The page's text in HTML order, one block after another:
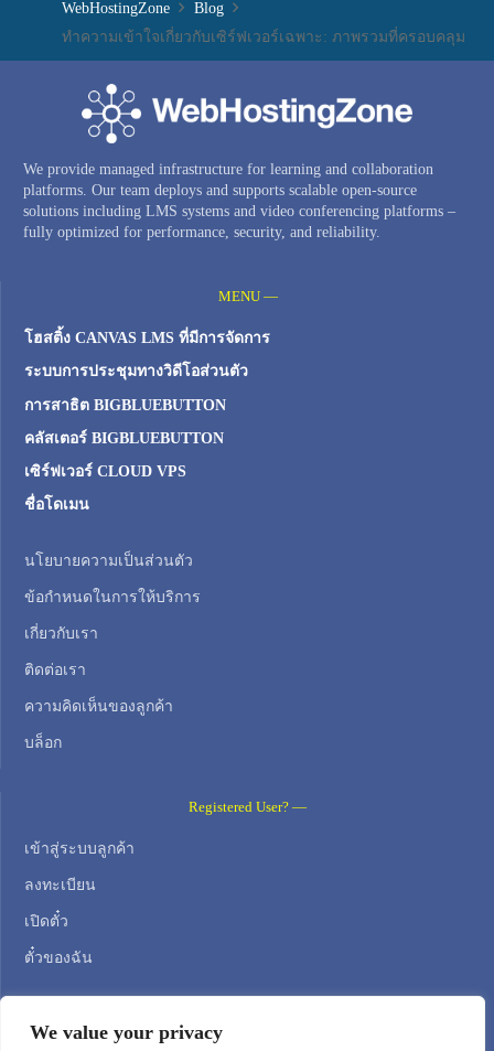
We value your privacy
WebHostingZone
Blog
ทำความเข้าใจเกี่ยวกับเซิร์ฟเวอร์เฉพาะ: ภาพรวมที่ครอบคลุม
We provide managed infrastructure for learning and collaboration
platforms. Our team deploys and supports scalable open-source
solutions including LMS systems and video conferencing platforms –
fully optimized for performance, security, and reliability.
MENU —
โฮสติ้ง CANVAS LMS ที่มีการจัดการ
ระบบการประชุมทางวิดีโอส่วนตัว
การสาธิต BIGBLUEBUTTON
คลัสเตอร์ BIGBLUEBUTTON
เซิร์ฟเวอร์ CLOUD VPS
ชื่อโดเมน
นโยบายความเป็นส่วนตัว
ข้อกำหนดในการให้บริการ
เกี่ยวกับเรา
ติดต่อเรา
ความคิดเห็นของลูกค้า
บล็อก
Registered User? —
เข้าสู่ระบบลูกค้า
ลงทะเบียน
เปิดตั๋ว
ตั๋วของฉัน